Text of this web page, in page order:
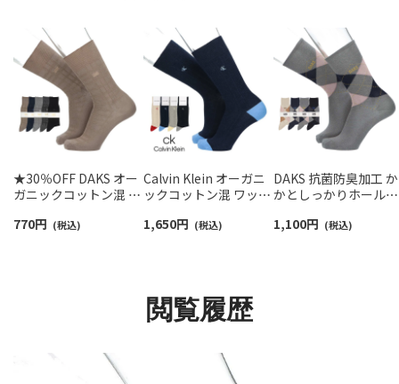
★30％OFF DAKS オー
ガニックコットン混 か
ベーシックチェックリ
770円 (税込)
Calvin Klein オーガニ
ックコットン混 ワッフ
カジュアル ソックス メ
1,650円 (税込)
DAKS 抗菌防臭加工 か
かとしっかりホールド
ット クルー丈 小寸 大
1,100円 (税込)
閲覧履歴